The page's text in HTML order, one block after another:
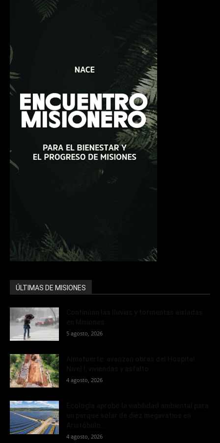
ÚLTIMAS DE MISIONES
5 agosto, 2026
4 agosto, 2026
4 agosto, 2026